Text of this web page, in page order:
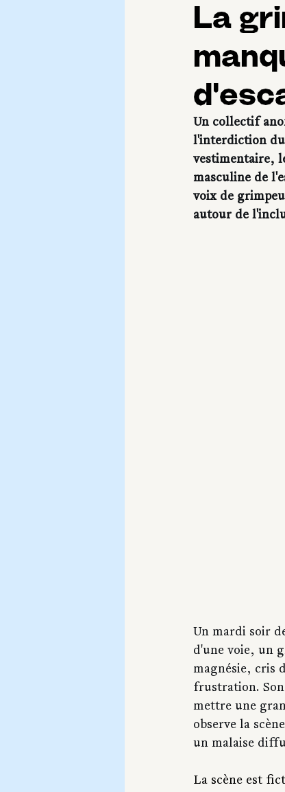
La
Un collectif
l'interdiction du
vestimentaire,
masculine de
voix de
autour de
Un mardi soir
d'une voie, un
magnésie, cris
frustration.
mettre une
observe la
un malaise
La scène est